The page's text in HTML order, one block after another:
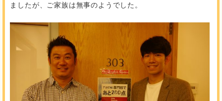
ましたが、ご家族は無事のようでした。